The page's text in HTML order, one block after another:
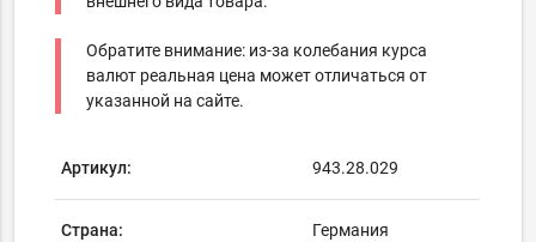
Обратите внимание: из-за колебания курса
валют реальная цена может отличаться от
указанной на сайте.
Артикул: 943.28.029
Страна: Германия